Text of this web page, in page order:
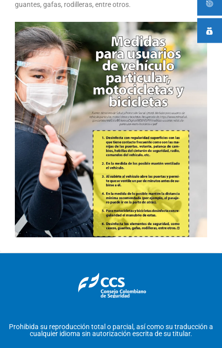
guantes, gafas, rodilleras, entre otros.
Prohibida su reproducción total o parcial, así como su traducción a
cualquier idioma sin autorización escrita de su titular.